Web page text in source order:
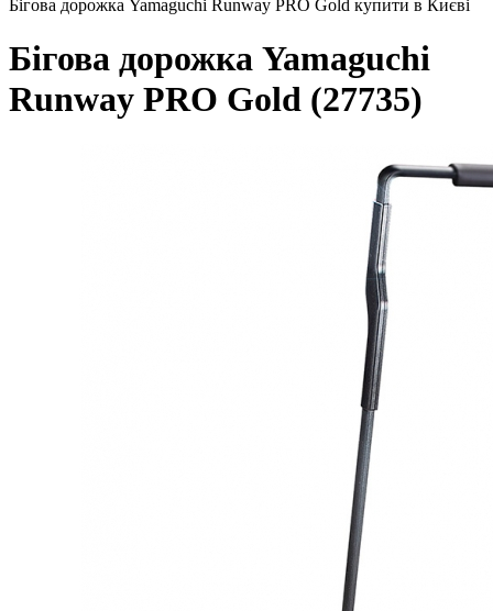
Бігова дорожка Yamaguchi Runway PRO Gold купити в Києві
Бігова дорожка Yamaguchi
Runway PRO Gold (27735)